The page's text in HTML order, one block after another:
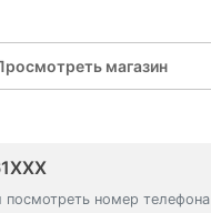
магазин
номер телефона